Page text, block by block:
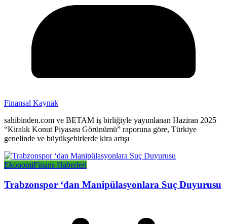
Finansal Kaynak
sahibinden.com ve BETAM iş birliğiyle yayımlanan Haziran 2025
“Kiralık Konut Piyasası Görünümü” raporuna göre, Türkiye
genelinde ve büyükşehirlerde kira artışı
EkonomiFinans Haberleri
Trabzonspor ‘dan Manipülasyonlara Suç Duyurusu